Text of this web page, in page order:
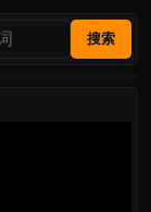
搜索